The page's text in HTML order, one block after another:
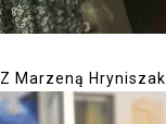
Z Marzeną Hryniszak.